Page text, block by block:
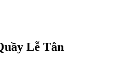
Lễ Tân